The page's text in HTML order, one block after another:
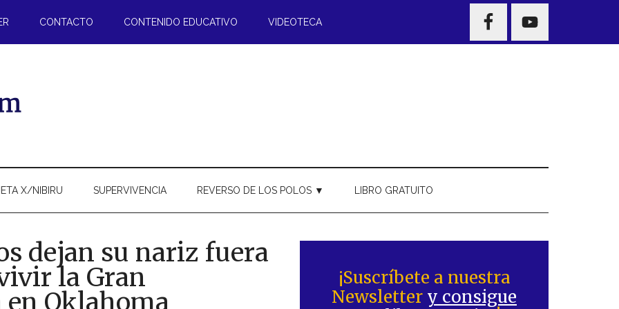
CONTACTO CONTENIDO EDUCATIVO VIDEOTECA
NAV
WIDGET
X/NIBIRU SUPERVIVENCIA REVERSO DE LOS POLOS ▼ LIBRO GRATUITO
dejan su nariz fuera
la Gran
Oklahoma
lateral
principal
¡Suscríbete a nuestra
Newsletter y consigue